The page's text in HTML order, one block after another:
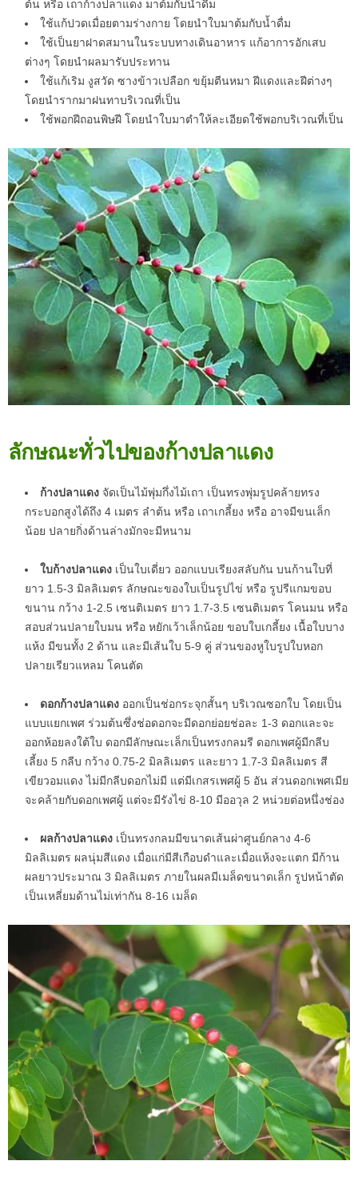
ต้น หรือ เถาก้างปลาแดง มาต้มกับน้ำดื่ม
ใช้แก้ปวดเมื่อยตามร่างกาย โดยนำใบมาต้มกับน้ำดื่ม
ใช้เป็นยาฝาดสมานในระบบทางเดินอาหาร แก้อาการอักเสบ
ต่างๆ โดยนำผลมารับประทาน
ใช้แก้เริม งูสวัด ซางข้าวเปลือก ขยุ้มตีนหมา ฝีแดงและฝีต่างๆ
โดยนำรากมาฝนทาบริเวณที่เป็น
ใช้พอกฝีถอนพิษฝี โดยนำใบมาตำให้ละเอียดใช้พอกบริเวณที่เป็น
ลักษณะทั่วไปของก้างปลาแดง
ก้างปลาแดง จัดเป็นไม้พุ่มกึ่งไม้เถา เป็นทรงพุ่มรูปคล้ายทรง
กระบอกสูงได้ถึง 4 เมตร ลำต้น หรือ เถาเกลี้ยง หรือ อาจมีขนเล็ก
น้อย ปลายกิ่งด้านล่างมักจะมีหนาม
ใบก้างปลาแดง เป็นใบเดี่ยว ออกแบบเรียงสลับกัน บนก้านใบที่
ยาว 1.5-3 มิลลิเมตร ลักษณะของใบเป็นรูปไข่ หรือ รูปรีแกมขอบ
ขนาน กว้าง 1-2.5 เซนติเมตร ยาว 1.7-3.5 เซนติเมตร โคนมน หรือ
สอบส่วนปลายใบมน หรือ หยักเว้าเล็กน้อย ขอบใบเกลี้ยง เนื้อใบบาง
แห้ง มีขนทั้ง 2 ด้าน และมีเส้นใบ 5-9 คู่ ส่วนของหูใบรูปใบหอก
ปลายเรียวแหลม โคนตัด
ดอกก้างปลาแดง ออกเป็นช่อกระจุกสั้นๆ บริเวณซอกใบ โดยเป็น
แบบแยกเพศ ร่วมต้นซึ่งช่อดอกจะมีดอกย่อยช่อละ 1-3 ดอกและจะ
ออกห้อยลงใต้ใบ ดอกมีลักษณะเล็กเป็นทรงกลมรี ดอกเพศผู้มีกลีบ
เลี้ยง 5 กลีบ กว้าง 0.75-2 มิลลิเมตร และยาว 1.7-3 มิลลิเมตร สี
เขียวอมแดง ไม่มีกลีบดอกไม่มี แต่มีเกสรเพศผู้ 5 อัน ส่วนดอกเพศเมีย
จะคล้ายกับดอกเพศผู้ แต่จะมีรังไข่ 8-10 มีออวุล 2 หน่วยต่อหนึ่งช่อง
ผลก้างปลาแดง เป็นทรงกลมมีขนาดเส้นผ่าศูนย์กลาง 4-6
มิลลิเมตร ผลนุ่มสีแดง เมื่อแก่มีสีเกือบดำและเมื่อแห้งจะแตก มีก้าน
ผลยาวประมาณ 3 มิลลิเมตร ภายในผลมีเมล็ดขนาดเล็ก รูปหน้าตัด
เป็นเหลี่ยมด้านไม่เท่ากัน 8-16 เมล็ด